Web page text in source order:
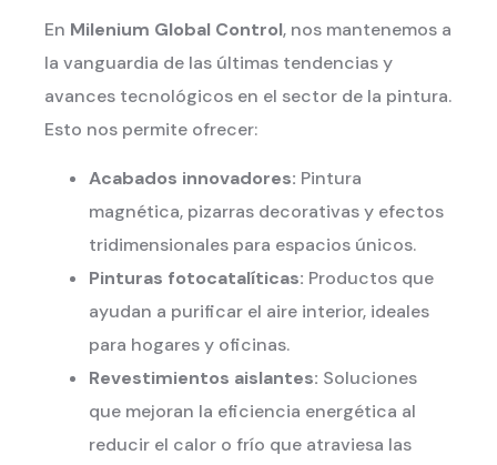
En Milenium Global Control, nos mantenemos a
la vanguardia de las últimas tendencias y
avances tecnológicos en el sector de la pintura.
Esto nos permite ofrecer:
Acabados innovadores: Pintura
magnética, pizarras decorativas y efectos
tridimensionales para espacios únicos.
Pinturas fotocatalíticas: Productos que
ayudan a purificar el aire interior, ideales
para hogares y oficinas.
Revestimientos aislantes: Soluciones
que mejoran la eficiencia energética al
reducir el calor o frío que atraviesa las